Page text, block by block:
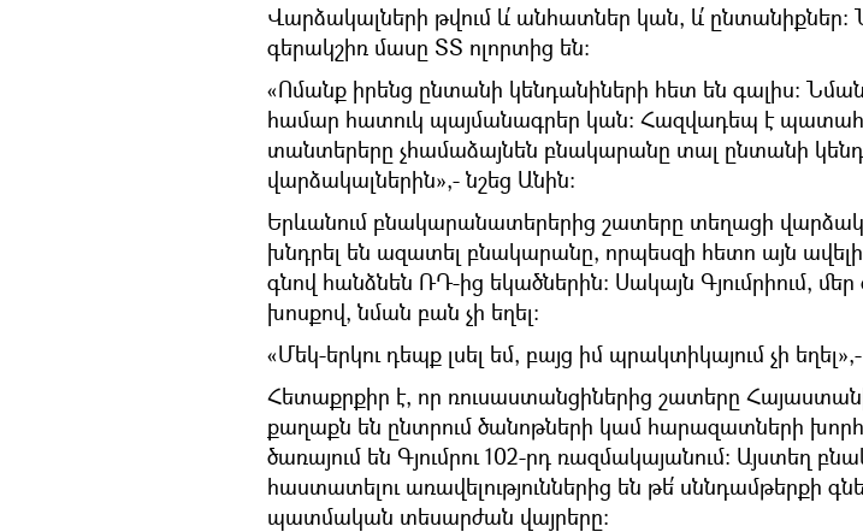
Վարձակալների թվում և՛ անհատներ կան, և՛ ընտանիքներ։
գերակշիռ մասը ՏՏ ոլորտից են։
«Ոմանք իրենց ընտանի կենդանիների հետ են գալիս։
համար հատուկ պայմանագրեր կան։ Հազվադեպ է
տանտերերը չհամաձայնեն բնակարանը տալ ընտանի
վարձակալներին»,- նշեց Անին։
Երևանում բնակարանատերերից շատերը տեղացի
խնդրել են ազատել բնակարանը, որպեսզի հետո այն
գնով հանձնեն ՌԴ-ից եկածներին։ Սակայն Գյումրիում, մեր
խոսքով, նման բան չի եղել։
«Մեկ-երկու դեպք լսել եմ, բայց իմ պրակտիկայում չի
Հետաքրքիր է, որ ռուսաստանցիներից շատերը
քաղաքն են ընտրում ծանոթների կամ հարազատների
ծառայում են Գյումրու 102-րդ ռազմակայանում։ Այստեղ
հաստատելու առավելություններից են թե՛ սննդամթերքի
պատմական տեսարժան վայրերը։